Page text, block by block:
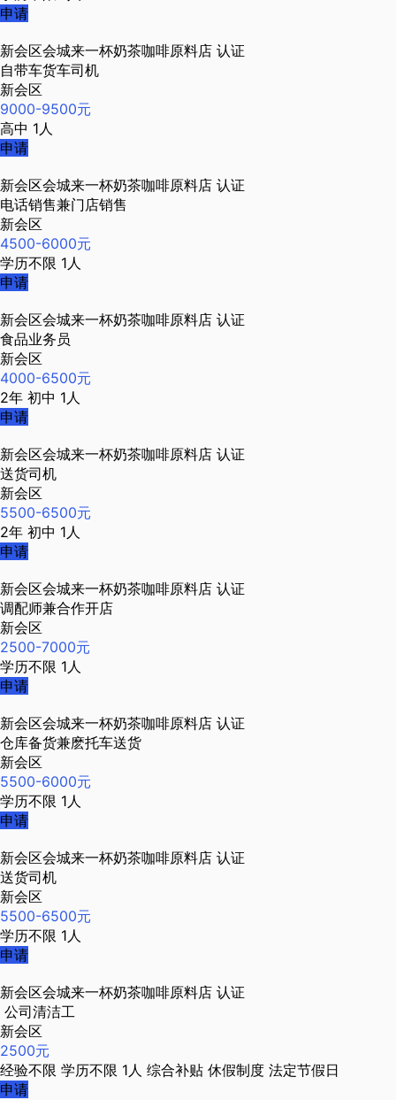
申请
新会区会城来一杯奶茶咖啡原料店 认证
自带车货车司机
新会区
9000-9500元
高中 1人
申请
新会区会城来一杯奶茶咖啡原料店 认证
电话销售兼门店销售
新会区
4500-6000元
学历不限 1人
申请
新会区会城来一杯奶茶咖啡原料店 认证
食品业务员
新会区
4000-6500元
2年 初中 1人
申请
新会区会城来一杯奶茶咖啡原料店 认证
送货司机
新会区
5500-6500元
2年 初中 1人
申请
新会区会城来一杯奶茶咖啡原料店 认证
调配师兼合作开店
新会区
2500-7000元
学历不限 1人
申请
新会区会城来一杯奶茶咖啡原料店 认证
仓库备货兼麽托车送货
新会区
5500-6000元
学历不限 1人
申请
新会区会城来一杯奶茶咖啡原料店 认证
送货司机
新会区
5500-6500元
学历不限 1人
申请
新会区会城来一杯奶茶咖啡原料店 认证
公司清洁工
新会区
2500元
经验不限 学历不限 1人 综合补贴 休假制度 法定节假日
申请